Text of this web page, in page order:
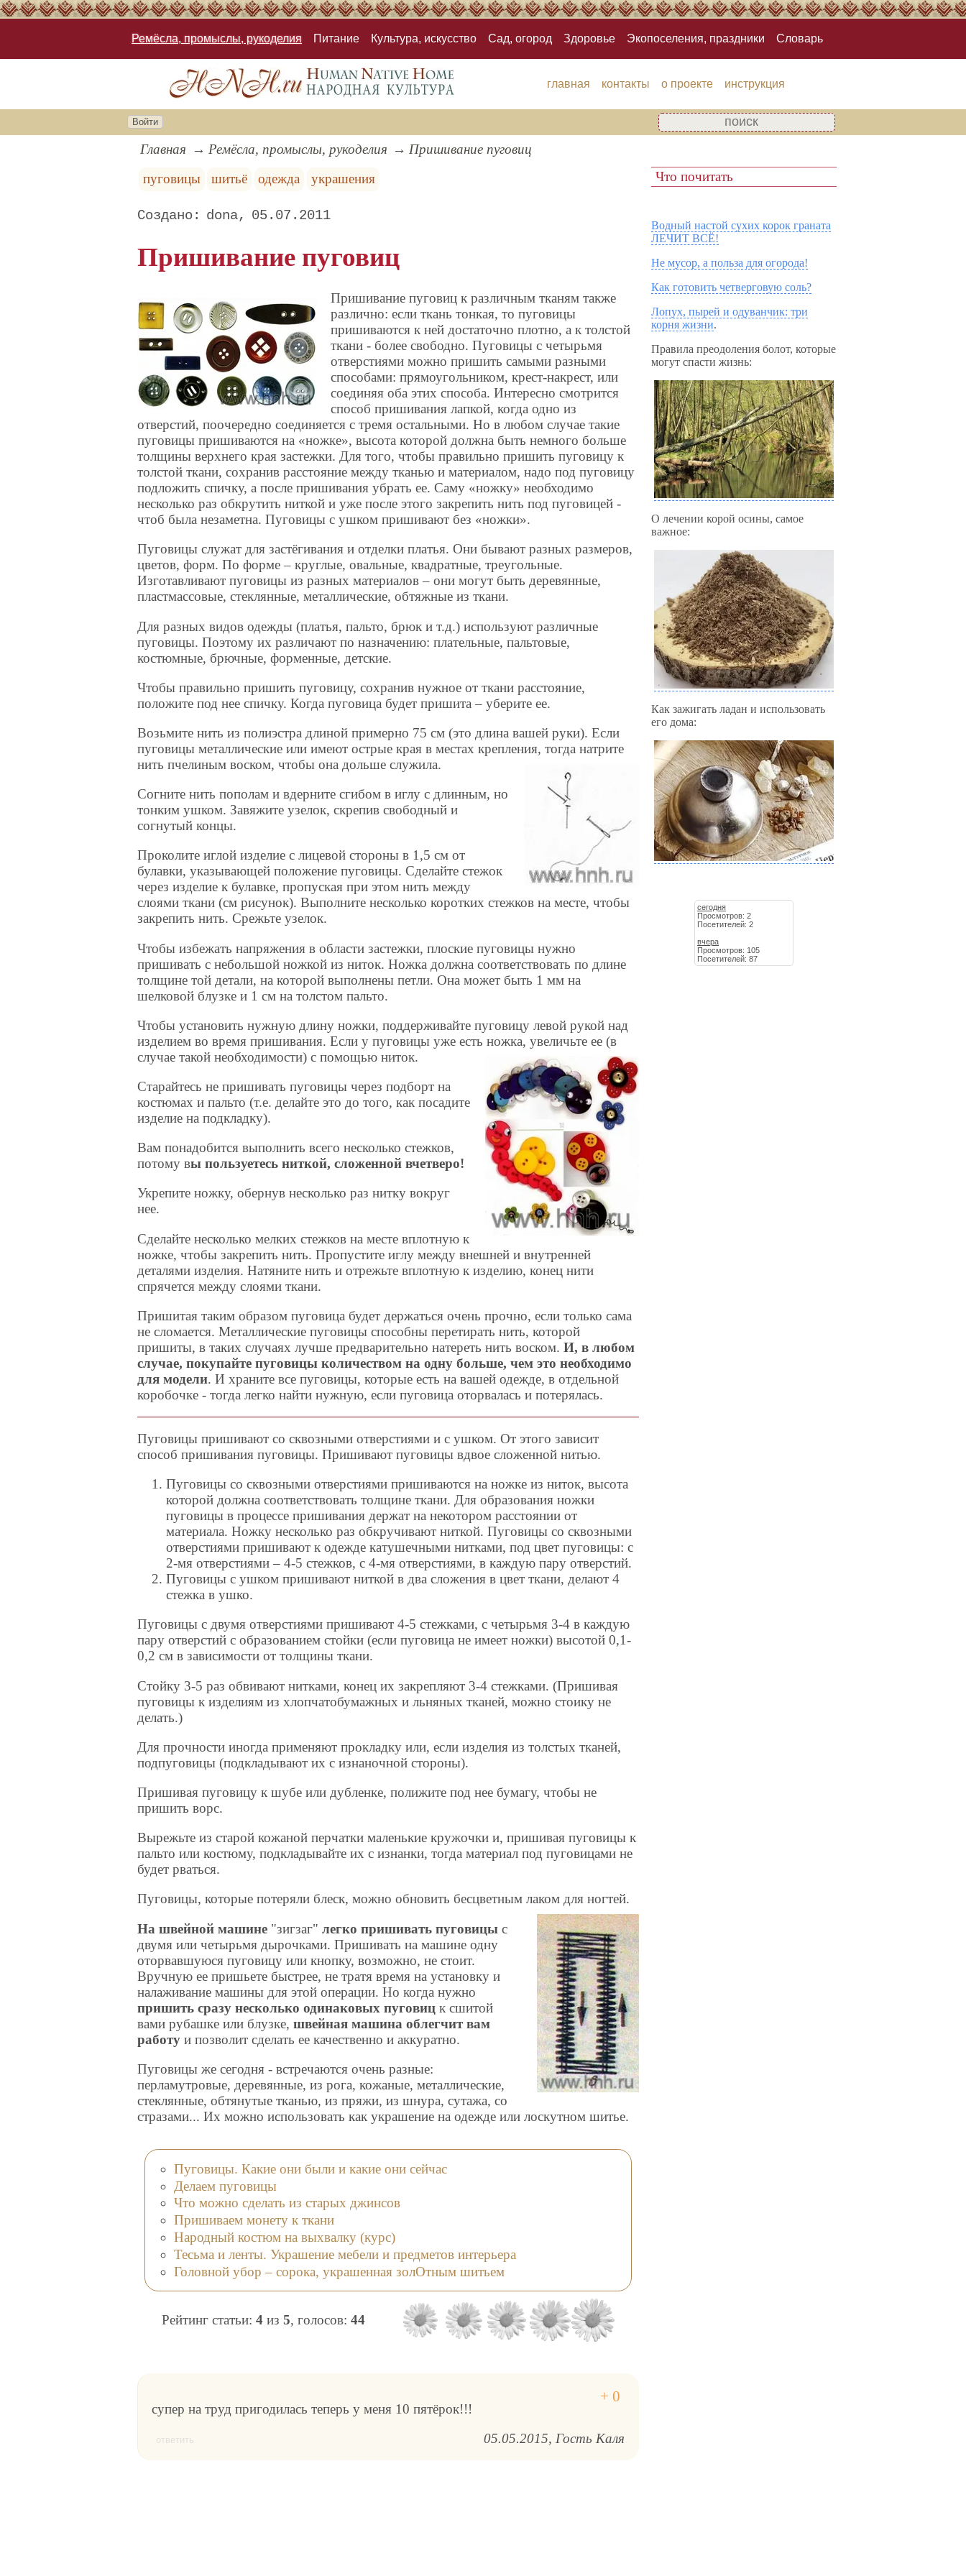
Ремёсла, промыслы, рукоделия Питание Культура, искусство Сад, огород Здоровье Экопоселения, праздники Словарь
главная контакты о проекте инструкция
Войти
Главная Ремёсла, промыслы, рукоделия
Пришивание пуговиц
пуговицы
шитьё одежда украшения
dona 05.07.2011
Пришивание пуговиц
Пришивание пуговиц к различным тканям также
различно: если ткань тонкая, то пуговицы
пришиваются к ней достаточно плотно, а к толстой
ткани - более свободно. Пуговицы с четырьмя
отверстиями можно пришить самыми разными
способами: прямоугольником, крест-накрест, или
соединяя оба этих способа. Интересно смотрится
способ пришивания лапкой, когда одно из
отверстий, поочередно соединяется с тремя остальными. Но в любом случае такие
пуговицы пришиваются на «ножке», высота которой должна быть немного больше
толщины верхнего края застежки. Для того, чтобы правильно пришить пуговицу к
толстой ткани, сохранив расстояние между тканью и материалом, надо под пуговицу
подложить спичку, а после пришивания убрать ее. Саму «ножку» необходимо
несколько раз обкрутить ниткой и уже после этого закрепить нить под пуговицей -
чтоб была незаметна. Пуговицы с ушком пришивают без «ножки».
Пуговицы служат для застёгивания и отделки платья. Они бывают разных размеров,
цветов, форм. По форме – круглые, овальные, квадратные, треугольные.
Изготавливают пуговицы из разных материалов – они могут быть деревянные,
пластмассовые, стеклянные, металлические, обтяжные из ткани.
Для разных видов одежды (платья, пальто, брюк и т.д.) используют различные
пуговицы. Поэтому их различают по назначению: плательные, пальтовые,
костюмные, брючные, форменные, детские.
Чтобы правильно пришить пуговицу, сохранив нужное от ткани расстояние,
положите под нее спичку. Когда пуговица будет пришита – уберите ее.
Возьмите нить из полиэстра длиной примерно 75 см (это длина вашей руки). Если
пуговицы металлические или имеют острые края в местах крепления, тогда натрите
нить пчелиным воском, чтобы она дольше служила.
Согните нить пополам и вдерните сгибом в иглу с длинным, но
тонким ушком. Завяжите узелок, скрепив свободный и
согнутый концы.
Проколите иглой изделие с лицевой стороны в 1,5 см от
булавки, указывающей положение пуговицы. Сделайте стежок
через изделие к булавке, пропуская при этом нить между
слоями ткани (см рисунок). Выполните несколько коротких стежков на месте, чтобы
закрепить нить. Срежьте узелок.
Чтобы избежать напряжения в области застежки, плоские пуговицы нужно
пришивать с небольшой ножкой из ниток. Ножка должна соответствовать по длине
толщине той детали, на которой выполнены петли. Она может быть 1 мм на
шелковой блузке и 1 см на толстом пальто.
Чтобы установить нужную длину ножки, поддерживайте пуговицу левой рукой над
изделием во время пришивания. Если у пуговицы уже есть ножка, увеличьте ее (в
случае такой необходимости) с помощью ниток.
Старайтесь не пришивать пуговицы через подборт на
костюмах и пальто (т.е. делайте это до того, как посадите
изделие на подкладку).
Вам понадобится выполнить всего несколько стежков,
потому вы пользуетесь ниткой, сложенной вчетверо!
Укрепите ножку, обернув несколько раз нитку вокруг
нее.
Сделайте несколько мелких стежков на месте вплотную к
ножке, чтобы закрепить нить. Пропустите иглу между внешней и внутренней
деталями изделия. Натяните нить и отрежьте вплотную к изделию, конец нити
спрячется между слоями ткани.
Пришитая таким образом пуговица будет держаться очень прочно, если только сама
не сломается. Металлические пуговицы способны перетирать нить, которой
пришиты, в таких случаях лучше предварительно натереть нить воском.И, в любом
случае, покупайте пуговицы количеством на одну больше, чем это необходимо
для модели. И храните все пуговицы, которые есть на вашей одежде, в отдельной
коробочке - тогда легко найти нужную, если пуговица оторвалась и потерялась.
Пуговицы пришивают со сквозными отверстиями и с ушком. От этого зависит
способ пришивания пуговицы. Пришивают пуговицы вдвое сложенной нитью.
Пуговицы со сквозными отверстиями пришиваются на ножке из ниток, высота
которой должна соответствовать толщине ткани. Для образования ножки
пуговицы в процессе пришивания держат на некотором расстоянии от
материала. Ножку несколько раз обкручивают ниткой. Пуговицы со сквозными
отверстиями пришивают к одежде катушечными нитками, под цвет пуговицы: с
2-мя отверстиями – 4-5 стежков, с 4-мя отверстиями, в каждую пару отверстий.
Пуговицы с ушком пришивают ниткой в два сложения в цвет ткани, делают 4
стежка в ушко.
Пуговицы с двумя отверстиями пришивают 4-5 стежками, с четырьмя 3-4 в каждую
пару отверстий с образованием стойки (если пуговица не имеет ножки) высотой 0,1-
0,2 см в зависимости от толщины ткани.
Стойку 3-5 раз обвивают нитками, конец их закрепляют 3-4 стежками. (Пришивая
пуговицы к изделиям из хлопчатобумажных и льняных тканей, можно стоику не
делать.)
Для прочности иногда применяют прокладку или, если изделия из толстых тканей,
подпуговицы (подкладывают их с изнаночной стороны).
Пришивая пуговицу к шубе или дубленке, полижите под нее бумагу, чтобы не
пришить ворс.
Вырежьте из старой кожаной перчатки маленькие кружочки и, пришивая пуговицы к
пальто или костюму, подкладывайте их с изнанки, тогда материал под пуговицами не
будет рваться.
Пуговицы, которые потеряли блеск, можно обновить бесцветным лаком для ногтей.
На швейной машине "зигзаг"легко пришивать пуговицы с
двумя или четырьмя дырочками. Пришивать на машине одну
оторвавшуюся пуговицу или кнопку, возможно, не стоит.
Вручную ее пришьете быстрее, не тратя время на установку и
налаживание машины для этой операции. Но когда нужно
пришить сразу несколько одинаковых пуговиц к сшитой
вами рубашке или блузке,швейная машина облегчит вам
работу и позволит сделать ее качественно и аккуратно.
Пуговицы же сегодня - встречаются очень разные:
перламутровые, деревянные, из рога, кожаные, металлические,
стеклянные, обтянутые тканью, из пряжи, из шнура, сутажа, со
стразами... Их можно использовать как украшение на одежде или лоскутном шитье.
Пуговицы. Какие они были и какие они сейчас
Делаем пуговицы
Что можно сделать из старых джинсов
Пришиваем монету к ткани
Народный костюм на выхвалку (курс)
Тесьма и ленты. Украшение мебели и предметов интерьера
Головной убор – сорока, украшенная золОтным шитьем
Рейтинг статьи: 4из 5, голосов: 44
супер на труд пригодилась теперь у меня 10 пятёрок!!!
ответить 05.05.2015 Гость Каля
Что почитать
Водный настой сухих корок граната
ЛЕЧИТ ВСЁ!
Не мусор, а польза для огорода!
Как готовить четверговую соль?
Лопух, пырей и одуванчик: три
корня жизни.
Правила преодоления болот, которые
могут спасти жизнь:
О лечении корой осины, самое
важное:
Как зажигать ладан и использовать
его дома:
сегодня
Просмотров: 2
Посетителей: 2
вчера
Просмотров: 105
Посетителей: 87